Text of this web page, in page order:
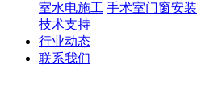
室水电施工 手术室门窗安装
技术支持
行业动态
联系我们